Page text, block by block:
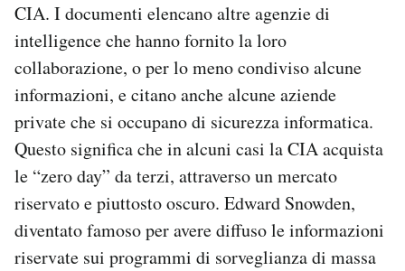
CIA. I documenti elencano altre agenzie di
intelligence che hanno fornito la loro
collaborazione, o per lo meno condiviso alcune
informazioni, e citano anche alcune aziende
private che si occupano di sicurezza informatica.
Questo significa che in alcuni casi la CIA acquista
le “zero day” da terzi, attraverso un mercato
riservato e piuttosto oscuro. Edward Snowden,
diventato famoso per avere diffuso le informazioni
riservate sui programmi di sorveglianza di massa